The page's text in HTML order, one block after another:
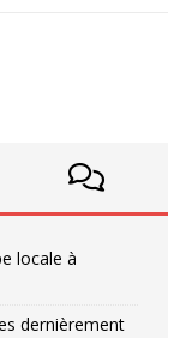
locale à
dernièrement